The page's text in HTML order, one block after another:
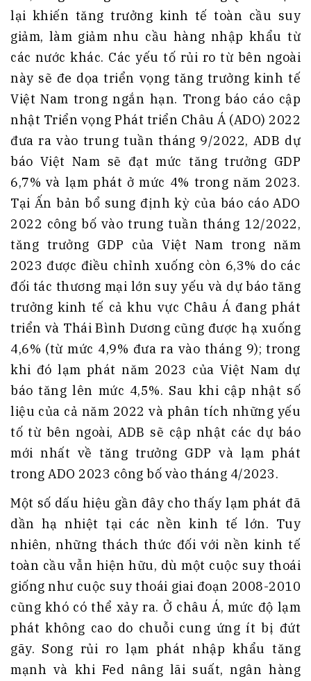
lại khiến tăng trưởng kinh tế toàn cầu suy
giảm, làm giảm nhu cầu hàng nhập khẩu từ
các nước khác. Các yếu tố rủi ro từ bên ngoài
này sẽ đe dọa triển vọng tăng trưởng kinh tế
Việt Nam trong ngắn hạn. Trong báo cáo cập
nhật Triển vọng Phát triển Châu Á (ADO) 2022
đưa ra vào trung tuần tháng 9/2022, ADB dự
báo Việt Nam sẽ đạt mức tăng trưởng GDP
6,7% và lạm phát ở mức 4% trong năm 2023.
Tại Ấn bản bổ sung định kỳ của báo cáo ADO
2022 công bố vào trung tuần tháng 12/2022,
tăng trưởng GDP của Việt Nam trong năm
2023 được điều chỉnh xuống còn 6,3% do các
đối tác thương mại lớn suy yếu và dự báo tăng
trưởng kinh tế cả khu vực Châu Á đang phát
triển và Thái Bình Dương cũng được hạ xuống
4,6% (từ mức 4,9% đưa ra vào tháng 9); trong
khi đó lạm phát năm 2023 của Việt Nam dự
báo tăng lên mức 4,5%. Sau khi cập nhật số
liệu của cả năm 2022 và phân tích những yếu
tố từ bên ngoài, ADB sẽ cập nhật các dự báo
mới nhất về tăng trưởng GDP và lạm phát
trong ADO 2023 công bố vào tháng 4/2023.
Một số dấu hiệu gần đây cho thấy lạm phát đã
dần hạ nhiệt tại các nền kinh tế lớn. Tuy
nhiên, những thách thức đối với nền kinh tế
toàn cầu vẫn hiện hữu, dù một cuộc suy thoái
giống như cuộc suy thoái giai đoạn 2008-2010
cũng khó có thể xảy ra. Ở châu Á, mức độ lạm
phát không cao do chuỗi cung ứng ít bị đứt
gãy. Song rủi ro lạm phát nhập khẩu tăng
mạnh và khi Fed nâng lãi suất, ngân hàng